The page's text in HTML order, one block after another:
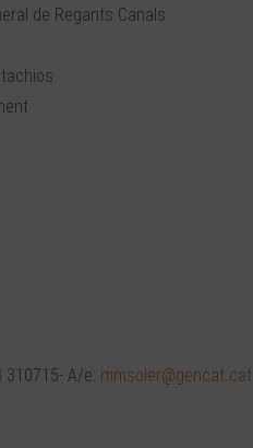
de Regants Canals
310715- A/e: mmsoler@gencat.cat